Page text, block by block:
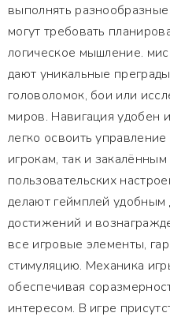
выполнять
могут требовать
логическое мышление.
дают уникальные
головоломок, бои или
миров. Навигация удобен
легко освоить
игрокам, так и
пользовательских
делают геймплей удобным
достижений и
все игровые элементы,
стимуляцию. Механика
обеспечивая
интересом. В игре